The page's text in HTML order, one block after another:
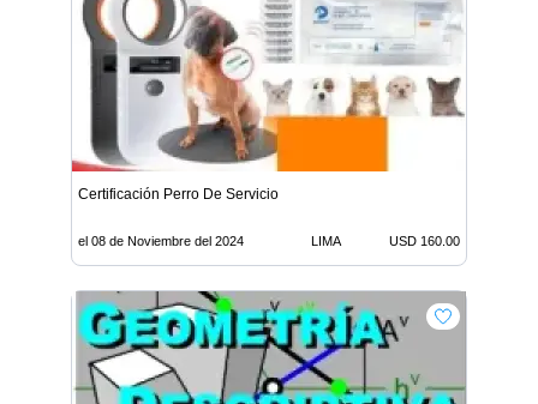
Certificación Perro De Servicio
el 08 de Noviembre del 2024 LIMA USD 160.00